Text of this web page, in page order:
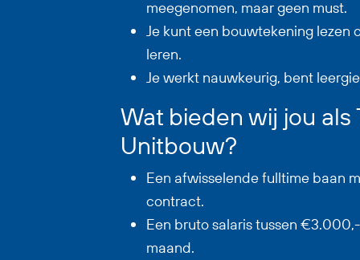
meegenomen, maar geen must.
Je kunt een bouwtekening lezen
leren.
Je werkt nauwkeurig, bent
Wat bieden wij jou als
Unitbouw?
Een afwisselende fulltime baan
contract.
Een bruto salaris tussen
maand.